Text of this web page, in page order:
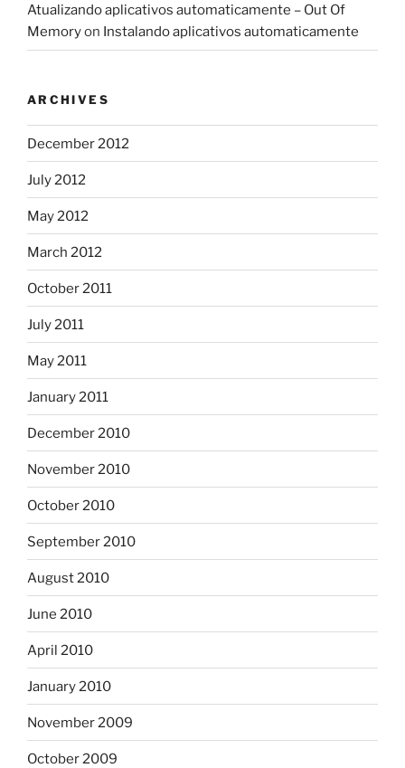
Atualizando aplicativos automaticamente – Out Of
Memoryon Instalando aplicativos automaticamente
ARCHIVES
December 2012
July 2012
May 2012
March 2012
October 2011
July 2011
May 2011
January 2011
December 2010
November 2010
October 2010
September 2010
August 2010
June 2010
April 2010
January 2010
November 2009
October 2009